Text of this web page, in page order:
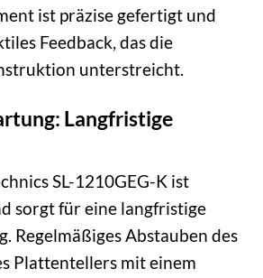
ist präzise gefertigt und
Feedback, das die
unterstreicht.
Langfristige
SL-1210GEG-K ist
sorgt für eine langfristige
Regelmäßiges Abstauben des
Plattentellers mit einem